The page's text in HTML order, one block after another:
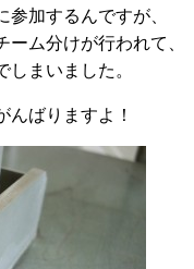
加するんですが、
ム分けが行われて、
まいました。
んばりますよ！